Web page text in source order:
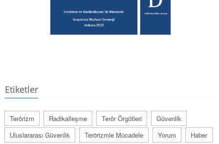
Etiketler
Terörizm Radikalleşme Terör Örgütleri
Güvenlik
Uluslararası Güvenlik
Terörizmle Mücadele Yorum Haber